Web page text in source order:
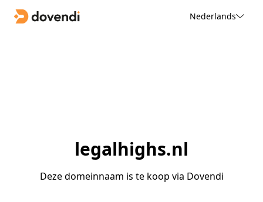
Nederlands
legalhighs.nl
Deze domeinnaam is te koop via Dovendi